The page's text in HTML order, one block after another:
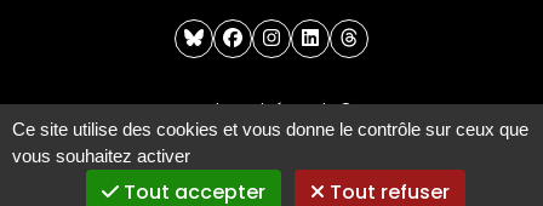
Ce site utilise des cookies et vous donne le contrôle sur ceux que
vous souhaitez activer
Tout accepter Tout refuser
blueskyfacebook
instagram
linkedinthreads
Université Paris 8
2 Rue de la Liberté
93526 Saint-Denis cedex
Tel : +33(0)1 49 40 67 89